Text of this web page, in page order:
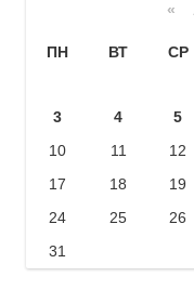
«
ПН ВТ СР
3
4 5
10
11 12
17
18 19
24
25 26
31